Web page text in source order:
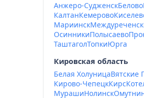
Анжеро-СудженскБелово
КалтанКемерово
МариинскМеждуреченск
ОсинникиПолысаево
ТаштаголТопкиЮрга
Кировская область
Белая ХолуницаВятские
Кирово-ЧепецкКирс
МурашиНолинск